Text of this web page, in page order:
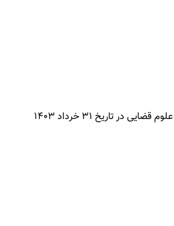
هجدهمین کنفرانس بین المللی حقوق و علوم قضایی The 18th International Conference on Law and Judicial Sciences هجدهمین کنفرانس بین المللی حقوق و علوم قضایی در تاریخ ۳۱ خرداد ۱۴۰۳